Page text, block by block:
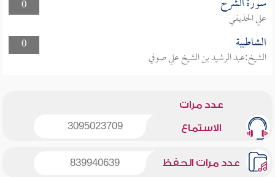
0
علي الحذيفي
0
الشاطبية
الشيخ:عبد الرشيد بن الشيخ علي صوفي
عدد مرات
الاستماع 3095023709
عدد مرات الحفظ 839940639